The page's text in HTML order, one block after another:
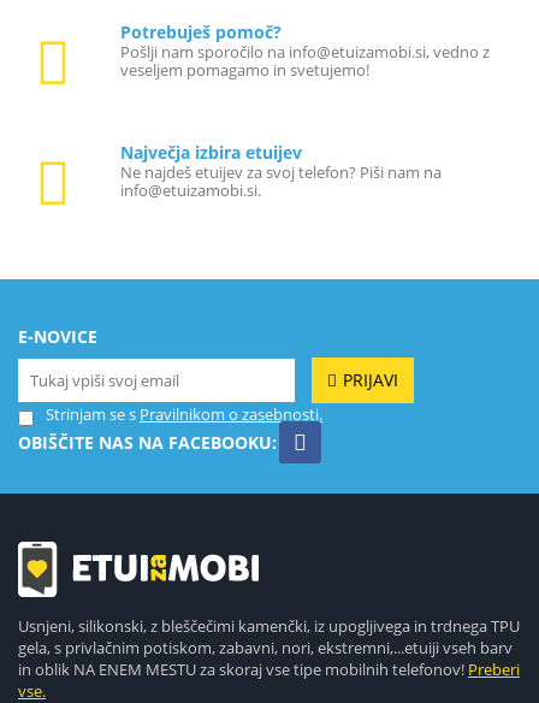
Potrebuješ pomoč?
Pošlji nam sporočilo na info@etuizamobi.si, vedno z
veseljem pomagamo in svetujemo!
Največja izbira etuijev
Ne najdeš etuijev za svoj telefon? Piši nam na
info@etuizamobi.si.
E-NOVICE
PRIJAVI
Strinjam se s Pravilnikom o zasebnosti.
OBIŠČITE NAS NA FACEBOOKU:
Usnjeni, silikonski, z bleščečimi kamenčki, iz upogljivega in trdnega TPU
gela, s privlačnim potiskom, zabavni, nori, ekstremni,...etuiji vseh barv
in oblik NA ENEM MESTU za skoraj vse tipe mobilnih telefonov! Preberi
vse.